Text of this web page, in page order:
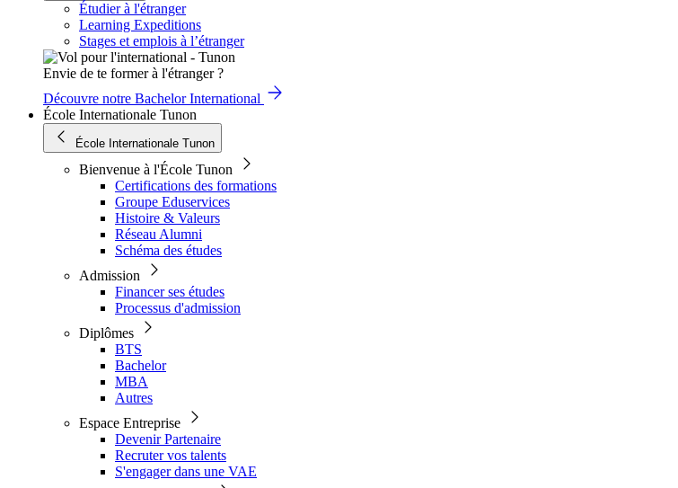
Étudier à l'étranger
Learning Expeditions
Stages et emplois à l’étranger
Envie de te former à l'étranger ?
Découvre notre Bachelor International
École Internationale Tunon
École Internationale Tunon
Bienvenue à l'École Tunon
Certifications des formations
Groupe Eduservices
Histoire & Valeurs
Réseau Alumni
Schéma des études
Admission
Financer ses études
Processus d'admission
Diplômes
BTS
Bachelor
MBA
Autres
Espace Entreprise
Devenir Partenaire
Recruter vos talents
S'engager dans une VAE